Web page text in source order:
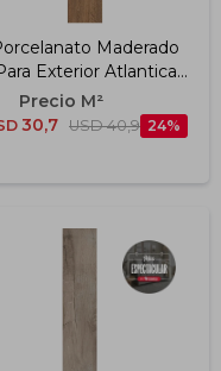
Maderado
Exterior Atlantica
Canela Ext "a" 19.7x120
Cm
30,7 USD 40,9 24